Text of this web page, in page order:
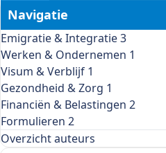
Navigatie
Emigratie & Integratie3
Werken & Ondernemen 1
Visum & Verblijf 1
Gezondheid & Zorg 1
Financiën & Belastingen 2
Formulieren 2
Overzicht auteurs